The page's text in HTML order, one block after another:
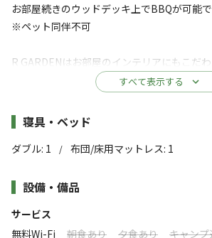
お部屋続きのウッドデッキ上でBBQが可能で
※ペット同伴不可
R GARDENはお部屋のインテリアにもこだ
ンで統一された大人っぽいインテリアは各
ります。どのお部屋になるかはお楽しみ！
◆定員（2名）
すべて表示する
施設詳細
寝具・ベッド
ダブル: 1 / 布団/床用マットレス: 1
設備・備品
サービス
無料Wi-Fi
朝食あり 夕食あり キャン
焚き火×人×リトリート
パチパチはじける薪の音
焼けるマシュマロの甘い香り
富士山の麓の小さな庭で
焚き火を囲み
非日常を味わいつくす
都心から2時間